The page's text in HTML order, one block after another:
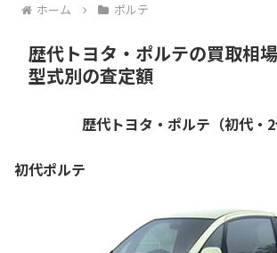
ホーム ポルテ
歴代トヨタ・ポルテの買取相
型式別の査定額
歴代トヨタ・ポルテ（初代・2
初代ポルテ